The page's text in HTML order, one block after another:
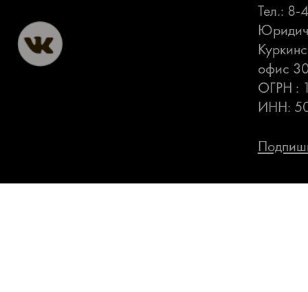
Тел.: 8-
офис
ОГРН :
ИНН: